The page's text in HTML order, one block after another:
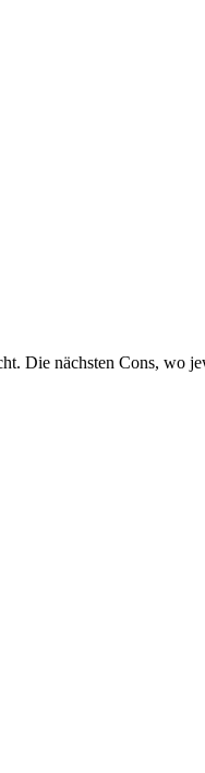
Die nächsten Cons, wo